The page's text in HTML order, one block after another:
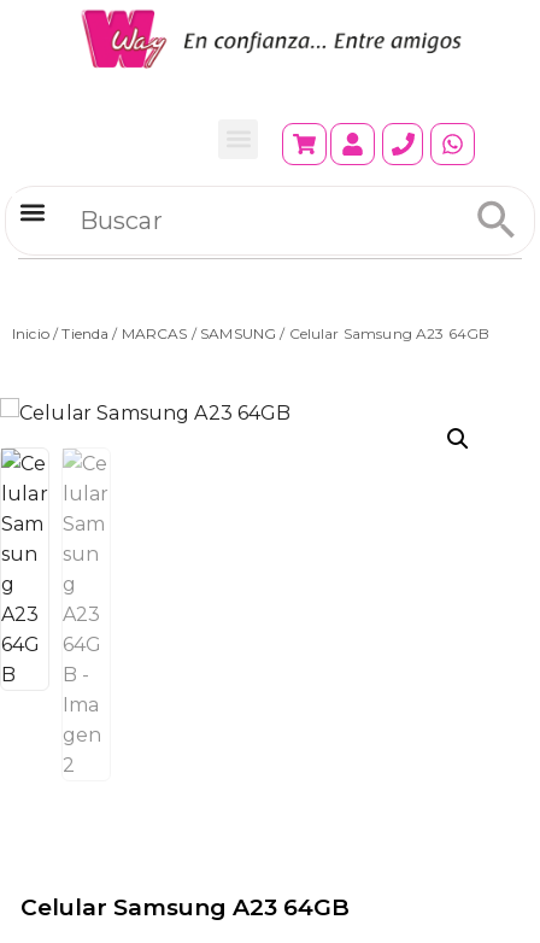
Inicio/Tienda / MARCAS / SAMSUNG / Celular Samsung A23 64GB
Celular Samsung A23 64GB